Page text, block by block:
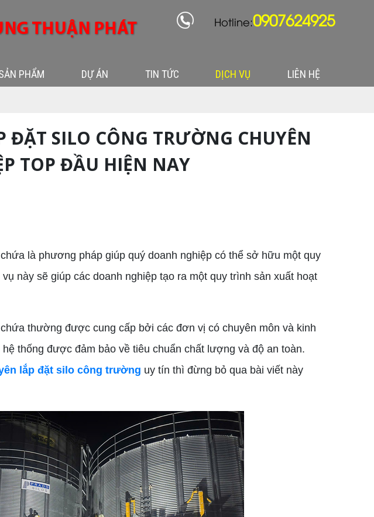
Hotline:0907624925
PHẨM DỰ ÁN TIN TỨC DỊCH VỤ LIÊN HỆ
ĐẶT SILO CÔNG TRƯỜNG CHUYÊN
TOP ĐẦU HIỆN NAY
là phương pháp giúp quý doanh nghiệp có thể sở hữu một quy
này sẽ giúp các doanh nghiệp tạo ra một quy trình sản xuất hoạt
thường được cung cấp bởi các đơn vị có chuyên môn và kinh
thống được đảm bảo về tiêu chuẩn chất lượng và độ an toàn.
lắp đặt silo công trường uy tín thì đừng bỏ qua bài viết này